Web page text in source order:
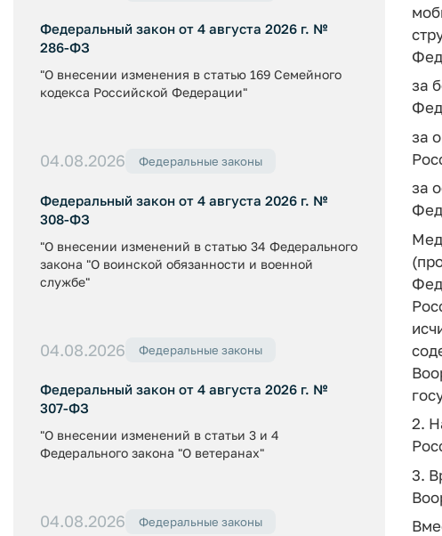
Федеральный закон от 4 августа 2026 г. №
286-ФЗ
"О внесении изменения в статью 169 Семейного
кодекса Российской Федерации"
04.08.2026 Федеральные законы
Федеральный закон от 4 августа 2026 г. №
308-ФЗ
"О внесении изменений в статью 34 Федерального
закона "О воинской обязанности и военной
службе"
04.08.2026 Федеральные законы
Федеральный закон от 4 августа 2026 г. №
307-ФЗ
"О внесении изменений в статьи 3 и 4
Федерального закона "О ветеранах"
04.08.2026 Федеральные законы
за
за
за
2.
3.